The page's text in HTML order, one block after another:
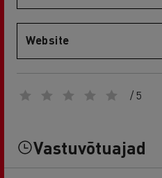
Website
/ 5
Vastuvõtuajad